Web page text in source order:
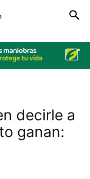
decirle a
ganan: